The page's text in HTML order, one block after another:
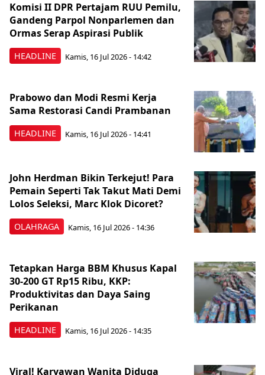
HEADLINE
Komisi II DPR Pertajam RUU Pemilu,
Gandeng Parpol Nonparlemen dan
Ormas Serap Aspirasi Publik
Kamis, 16 Jul 2026 - 14:42
HEADLINE
Prabowo dan Modi Resmi Kerja
Sama Restorasi Candi Prambanan
Kamis, 16 Jul 2026 - 14:41
OLAHRAGA
John Herdman Bikin Terkejut! Para
Pemain Seperti Tak Takut Mati Demi
Lolos Seleksi, Marc Klok Dicoret?
Kamis, 16 Jul 2026 - 14:36
HEADLINE
Tetapkan Harga BBM Khusus Kapal
30-200 GT Rp15 Ribu, KKP:
Produktivitas dan Daya Saing
Perikanan
Kamis, 16 Jul 2026 - 14:35
Viral! Karyawan Wanita Diduga